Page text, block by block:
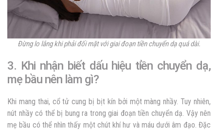
Đừng lo lắng khi phải đối mặt với giai đoạn tiền chuyển dạ quá dài.
3. Khi nhận biết dấu hiệu tiền chuyển dạ,
mẹ bầu nên làm gì?
Khi mang thai, cổ tử cung bị bịt kín bởi một màng nhầy. Tuy nhiên,
nút nhầy có thể bị bung ra trong giai đoạn tiền chuyển dạ. Vậy nên
mẹ bầu có thể nhìn thấy một chút khí hư và máu dưới âm đạo. Đặc